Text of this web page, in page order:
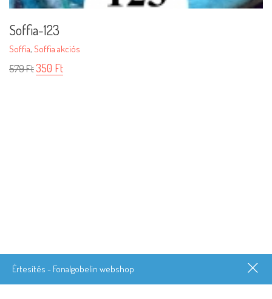
Soffia-123
Soffia, Soffia akciós
579Ft 350 Ft
Értesítés - Fonalgobelin webshop